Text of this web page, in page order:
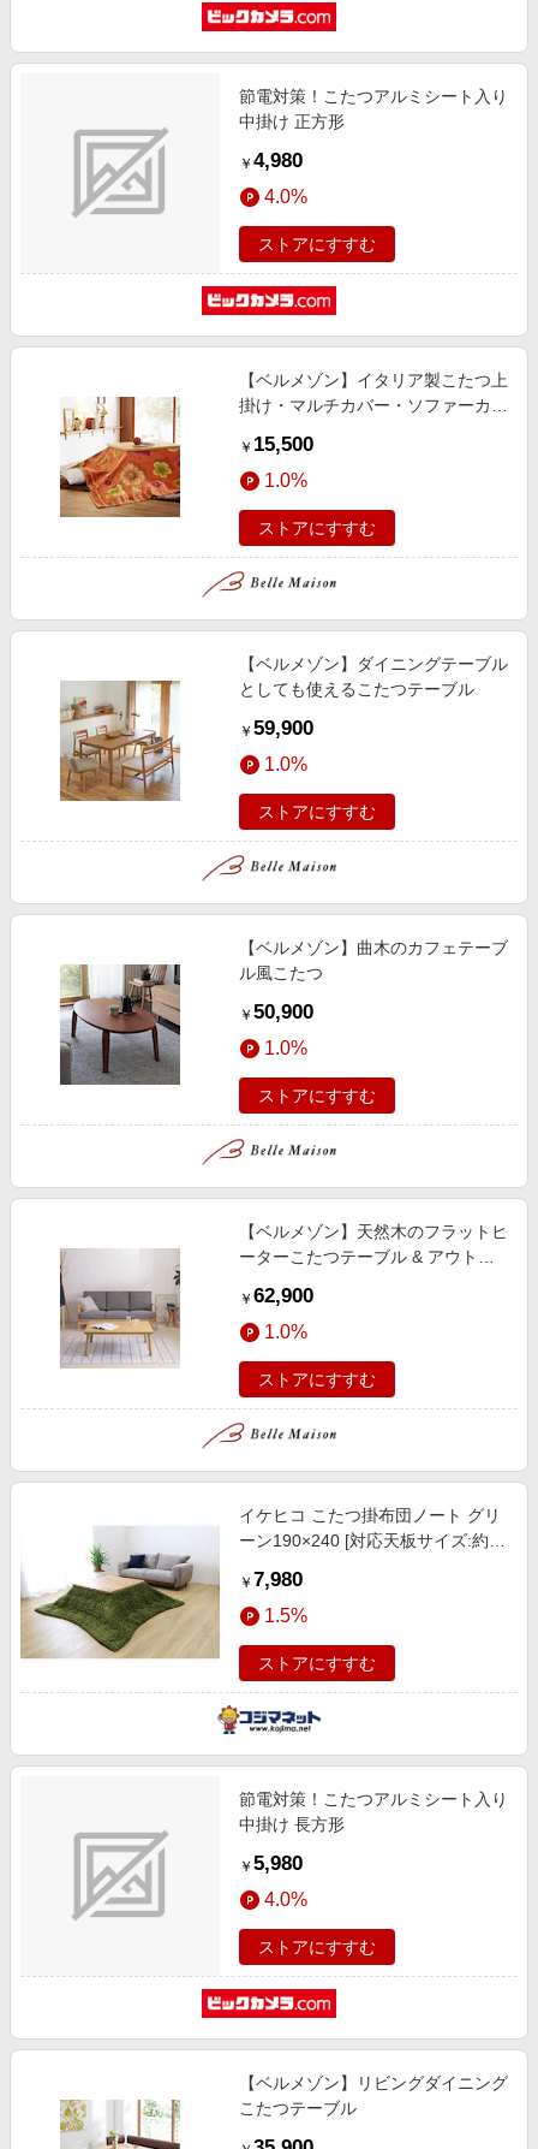
節電対策！こたつアルミシート入り
中掛け 正方形
￥ 4,980
4.0%
ストアにすすむ
【ベルメゾン】イタリア製こたつ上
掛け・マルチカバー・ソファーカバ
￥ 15,500
1.0%
ストアにすすむ
【ベルメゾン】ダイニングテーブル
としても使えるこたつテーブル
￥ 59,900
1.0%
ストアにすすむ
【ベルメゾン】曲木のカフェテーブ
ル風こたつ
￥ 50,900
1.0%
ストアにすすむ
【ベルメゾン】天然木のフラットヒ
ーターこたつテーブル & アウトド
￥ 62,900
1.0%
ストアにすすむ
イケヒコ こたつ掛布団ノート グリ
ーン190×240 [対応天板サイズ:約
￥ 7,980
1.5%
ストアにすすむ
節電対策！こたつアルミシート入り
中掛け 長方形
￥ 5,980
4.0%
ストアにすすむ
【ベルメゾン】リビングダイニング
こたつテーブル